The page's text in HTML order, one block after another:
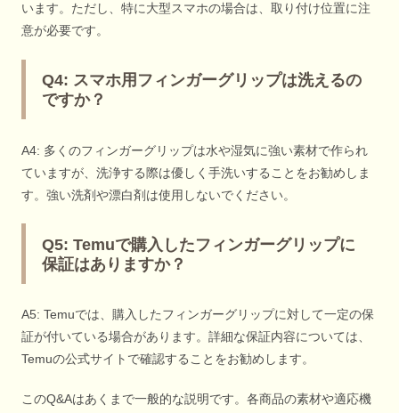
います。ただし、特に大型スマホの場合は、取り付け位置に注
意が必要です。
Q4: スマホ用フィンガーグリップは洗えるの
ですか？
A4: 多くのフィンガーグリップは水や湿気に強い素材で作られ
ていますが、洗浄する際は優しく手洗いすることをお勧めしま
す。強い洗剤や漂白剤は使用しないでください。
Q5: Temuで購入したフィンガーグリップに
保証はありますか？
A5: Temuでは、購入したフィンガーグリップに対して一定の保
証が付いている場合があります。詳細な保証内容については、
Temuの公式サイトで確認することをお勧めします。
このQ&Aはあくまで一般的な説明です。各商品の素材や適応機